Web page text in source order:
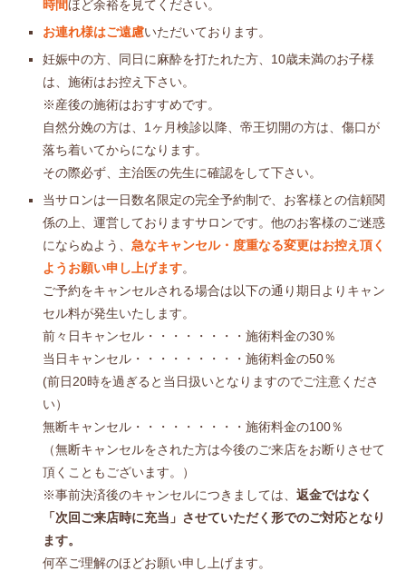
時間ほど余裕を見てください。
お連れ様はご遠慮いただいております。
妊娠中の方、同日に麻酔を打たれた方、10歳未満のお子様
は、施術はお控え下さい。
※産後の施術はおすすめです。
自然分娩の方は、1ヶ月検診以降、帝王切開の方は、傷口が
落ち着いてからになります。
その際必ず、主治医の先生に確認をして下さい。
当サロンは一日数名限定の完全予約制で、お客様との信頼関
係の上、運営しておりますサロンです。他のお客様のご迷惑
にならぬよう、 急なキャンセル・度重なる変更はお控え頂く
ようお願い申し上げます。
ご予約をキャンセルされる場合は以下の通り期日よりキャン
セル料が発生いたします。
前々日キャンセル・・・・・・・・施術料金の30％
当日キャンセル・・・・・・・・・施術料金の50％
(前日20時を過ぎると当日扱いとなりますのでご注意くださ
い）
無断キャンセル・・・・・・・・・施術料金の100％
（無断キャンセルをされた方は今後のご来店をお断りさせて
頂くこともございます。）
※事前決済後のキャンセルにつきましては、 返金ではなく
「次回ご来店時に充当」させていただく形でのご対応となり
ます。
何卒ご理解のほどお願い申し上げます。